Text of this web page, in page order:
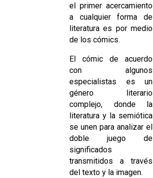
el primer acercamiento
a cualquier forma de
literatura es por medio
de los cómics.
El cómic de acuerdo
con algunos
especialistas es un
género literario
complejo, donde la
literatura y la semiótica
se unen para analizar el
doble juego de
significados
transmitidos a través
del texto y la imagen.